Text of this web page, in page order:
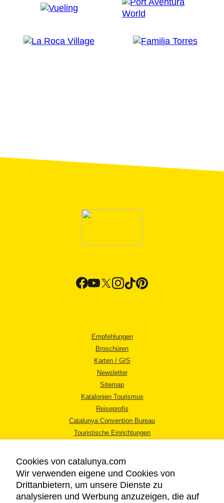
Empfehlungen
Broschüren
Karten / GIS
Newsletter
Sitemap
Katalonien Tourismus
Reiseprofis
Catalunya Convention Bureau
Touristische Einrichtungen
Cookies von catalunya.com
Wir verwenden eigene und Cookies von
Drittanbietern, um unsere Dienste zu
analysieren und Werbung anzuzeigen, die auf